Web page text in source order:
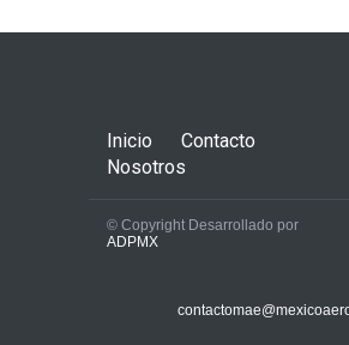
Inicio
Contacto
Nosotros
© Copyright Desarrollado por
ADPMX